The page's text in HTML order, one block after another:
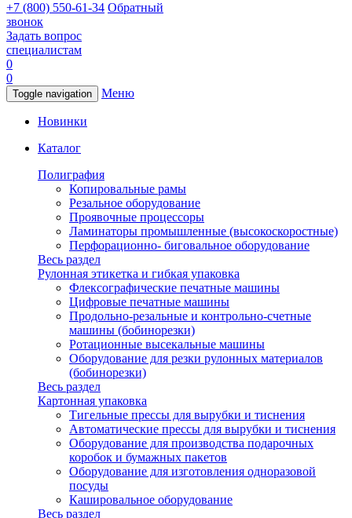
+7 (800) 550-61-34 Обратный
звонок
Задать вопрос
специалистам
0
0
Toggle navigation Меню
Новинки
Каталог
Полиграфия
Копировальные рамы
Резальное оборудование
Проявочные процессоры
Ламинаторы промышленные (высокоскоростные)
Перфорационно- биговальное оборудование
Весь раздел
Рулонная этикетка и гибкая упаковка
Флексографические печатные машины
Цифровые печатные машины
Продольно-резальные и контрольно-счетные
машины (бобинорезки)
Ротационные высекальные машины
Оборудование для резки рулонных материалов
(бобинорезки)
Весь раздел
Картонная упаковка
Тигельные прессы для вырубки и тиснения
Автоматические прессы для вырубки и тиснения
Оборудование для производства подарочных
коробок и бумажных пакетов
Оборудование для изготовления одноразовой
посуды
Кашировальное оборудование
Весь раздел